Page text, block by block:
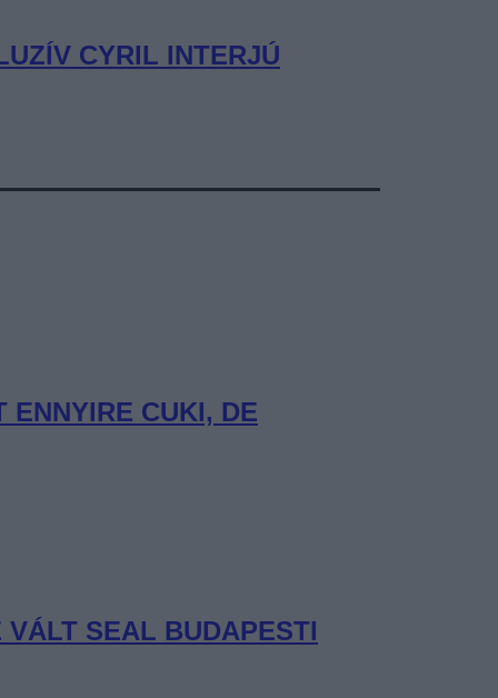
CYRIL INTERJÚ
ENNYIRE CUKI, DE
SEAL BUDAPESTI